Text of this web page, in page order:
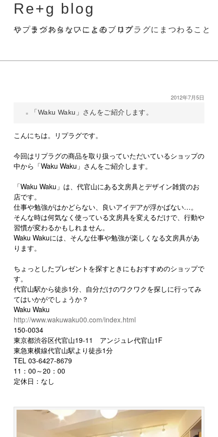
Re+g blog
リプラグスタッフによる、リプラグにまつわることや、まつわらないことのブログ。
2012年7月5日
「Waku Waku」さんをご紹介します。
こんにちは。リプラグです。
今回はリプラグの商品を取り扱っていただいているショップの
中から「Waku Waku」さんをご紹介します。
「Waku Waku」は、代官山にある文房具とデザイン雑貨のお
店です。
仕事や勉強がはかどらない、良いアイデアが浮かばない…。
そんな時は何気なく使っている文房具を変えるだけで、行動や
習慣が変わるかもしれません。
Waku Wakuには、そんな仕事や勉強が楽しくなる文房具があ
ります。
ちょっとしたプレゼントを探すときにもおすすめのショップで
す。
代官山駅から徒歩1分、自分だけのワクワクを探しに行ってみ
てはいかがでしょうか？
Waku Waku
http://www.wakuwaku00.com/index.html
150-0034
東京都渋谷区代官山19-11 アンジュレ代官山1F
東急東横線代官山駅より徒歩1分
TEL 03-6427-8679
11：00～20：00
定休日：なし